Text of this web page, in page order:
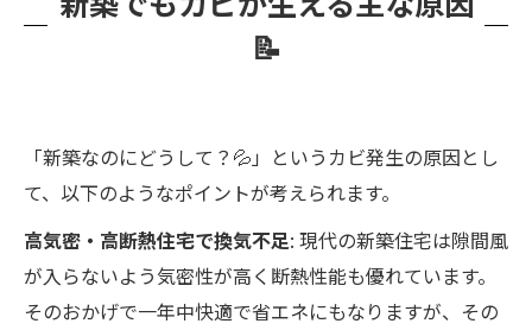
📝
「新築なのにどうして？💦」というカビ発生の原因とし
て、以下のようなポイントが考えられます。
高気密・高断熱住宅で換気不足: 現代の新築住宅は隙間風
が入らないよう気密性が高く断熱性能も優れています。
そのおかげで一年中快適で省エネにもなりますが、その